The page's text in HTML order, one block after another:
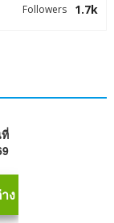
1.7k
Followers